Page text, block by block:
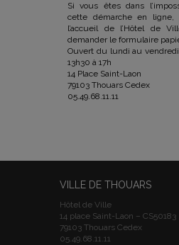
Si vous êtes dans
cette démarche en ligne,
l’accueil de l’Hôtel de
demander le formulaire
Ouvert du lundi au
13h30 à 17h
14 Place Saint-Laon
79103 Thouars Cedex
05.49.68.11.11
VILLE DE THOUARS
Hôtel de Ville
14 place Saint-Laon – CS50183
79103 Thouars Cedex
05.49.68.11.11